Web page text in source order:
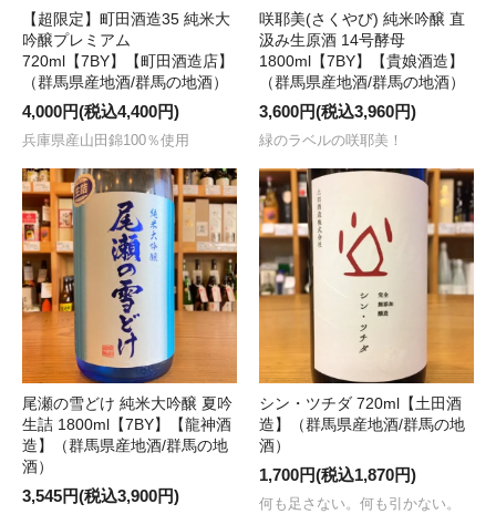
【超限定】町田酒造35 純米大
吟醸プレミアム
720ml【7BY】【町田酒造店】
（群馬県産地酒/群馬の地酒）
4,000円(税込4,400円)
兵庫県産山田錦100％使用
咲耶美(さくやび) 純米吟醸 直
汲み生原酒 14号酵母
1800ml【7BY】【貴娘酒造】
（群馬県産地酒/群馬の地酒）
3,600円(税込3,960円)
緑のラベルの咲耶美！
尾瀬の雪どけ 純米大吟醸 夏吟
生詰 1800ml【7BY】【龍神酒
造】（群馬県産地酒/群馬の地
酒）
3,545円(税込3,900円)
シン・ツチダ 720ml【土田酒
造】（群馬県産地酒/群馬の地
酒）
1,700円(税込1,870円)
何も足さない。何も引かない。